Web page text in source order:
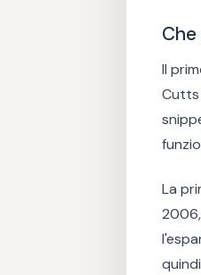
Che
Il
Cutts
La